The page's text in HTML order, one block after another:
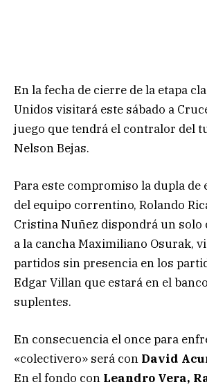
En la fecha de cierre de la etapa
Unidos visitará este sábado a
juego que tendrá el contralor del
Nelson Bejas.
Para este compromiso la dupla de
del equipo correntino, Rolando
Cristina Nuñez dispondrá un solo
a la cancha Maximiliano Osurak,
partidos sin presencia en los
Edgar Villan que estará en el
suplentes.
En consecuencia el once para
«colectivero» será con David
En el fondo con Leandro Vera,